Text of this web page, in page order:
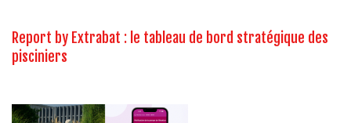
Report by Extrabat : le tableau de bord stratégique des
pisciniers